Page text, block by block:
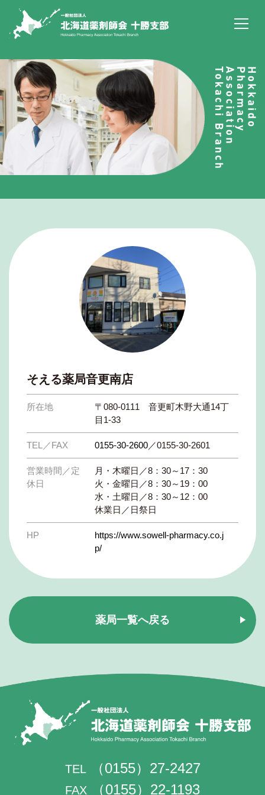
そえる薬局音更南店
所在地
〒080-0111 音更町木野大通14丁
目1-33
TEL／FAX 0155-30-2600／0155-30-2601
営業時間／定
休日
月・木曜日／8：30～17：30
火・金曜日／8：30～19：00
水・土曜日／8：30～12：00
休業日／日祭日
HP
https://www.sowell-pharmacy.co.j
p/
薬局一覧へ戻る
TEL （0155）27-2427
FAX （0155）22-1193